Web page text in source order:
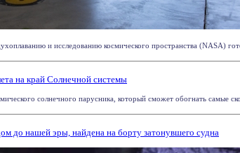
и исследованию космического пространства (NASA)
на край Солнечной системы
солнечного парусника, который сможет обогнать самые
до нашей эры, найдена на борту затонувшего судна